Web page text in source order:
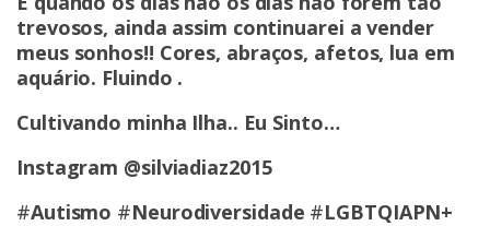
trevosos, ainda assim continuarei a vender
meus sonhos!! Cores, abraços, afetos, lua em
aquário. Fluindo .
Cultivando minha Ilha.. Eu Sinto…
Instagram @silviadiaz2015
#Autismo #Neurodiversidade #LGBTQIAPN+